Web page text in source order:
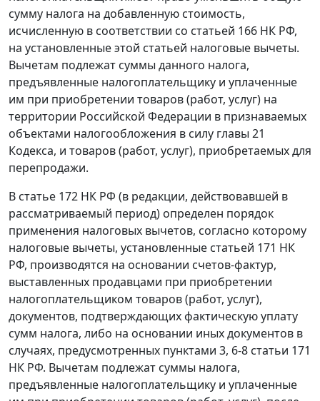
сумму налога на добавленную стоимость,
исчисленную в соответствии со статьей 166 НК РФ,
на установленные этой статьей налоговые вычеты.
Вычетам подлежат суммы данного налога,
предъявленные налогоплательщику и уплаченные
им при приобретении товаров (работ, услуг) на
территории Российской Федерации в признаваемых
объектами налогообложения в силу главы 21
Кодекса, и товаров (работ, услуг), приобретаемых для
перепродажи.
В статье 172 НК РФ (в редакции, действовавшей в
рассматриваемый период) определен порядок
применения налоговых вычетов, согласно которому
налоговые вычеты, установленные статьей 171 НК
РФ, производятся на основании счетов-фактур,
выставленных продавцами при приобретении
налогоплательщиком товаров (работ, услуг),
документов, подтверждающих фактическую уплату
сумм налога, либо на основании иных документов в
случаях, предусмотренных пунктами 3, 6-8 статьи 171
НК РФ. Вычетам подлежат суммы налога,
предъявленные налогоплательщику и уплаченные